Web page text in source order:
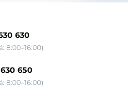
630
8:00–16:00)
650
8:00–16:00)